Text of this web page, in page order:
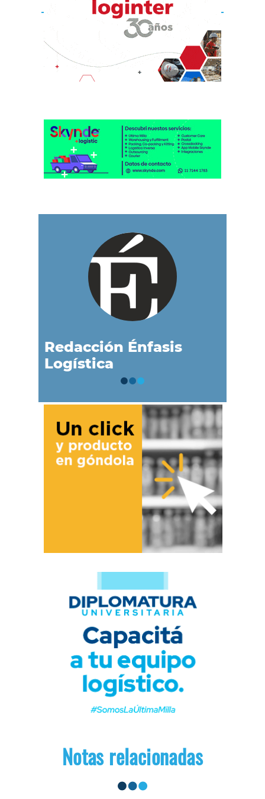
Redacción Énfasis
Logística
Notas relacionadas